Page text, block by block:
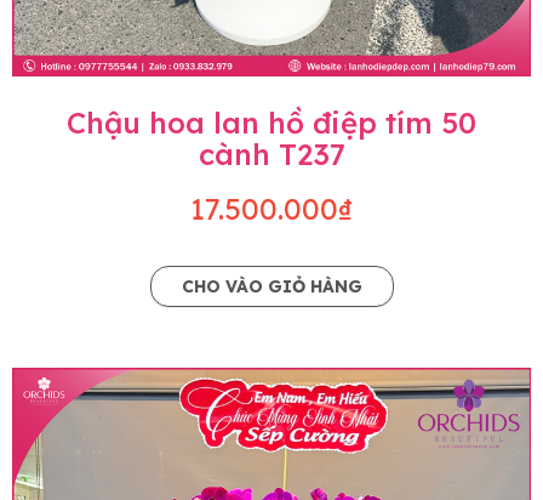
Chậu hoa lan hồ điệp tím 50
cành T237
17.500.000₫
CHO VÀO GIỎ HÀNG